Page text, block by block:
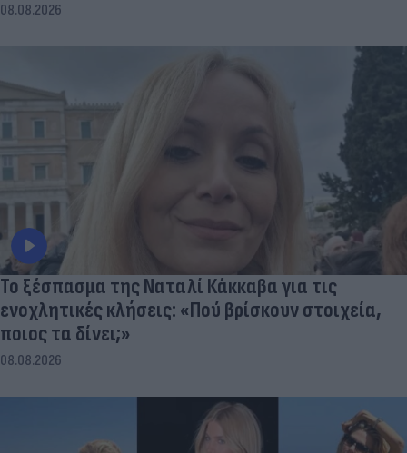
08.08.2026
Το ξέσπασμα της Ναταλί Κάκκαβα για τις
ενοχλητικές κλήσεις: «Πού βρίσκουν στοιχεία,
ποιος τα δίνει;»
08.08.2026